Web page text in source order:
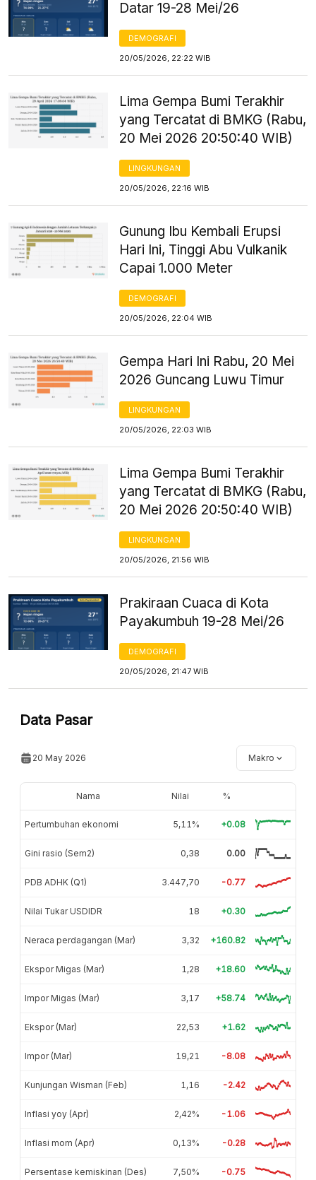
Datar 19-28 Mei/26
DEMOGRAFI
20/05/2026, 22:22 WIB
Lima Gempa Bumi Terakhir
yang Tercatat di BMKG (Rabu,
20 Mei 2026 20:50:40 WIB)
LINGKUNGAN
20/05/2026, 22:16 WIB
Gunung Ibu Kembali Erupsi
Hari Ini, Tinggi Abu Vulkanik
Capai 1.000 Meter
DEMOGRAFI
20/05/2026, 22:04 WIB
Gempa Hari Ini Rabu, 20 Mei
2026 Guncang Luwu Timur
LINGKUNGAN
20/05/2026, 22:03 WIB
Lima Gempa Bumi Terakhir
yang Tercatat di BMKG (Rabu,
20 Mei 2026 20:50:40 WIB)
LINGKUNGAN
20/05/2026, 21:56 WIB
Prakiraan Cuaca di Kota
Payakumbuh 19-28 Mei/26
DEMOGRAFI
20/05/2026, 21:47 WIB
Data Pasar
20 May 2026 Makro
Nama Nilai %
Pertumbuhan ekonomi 5,11% +0.08
Gini rasio (Sem2) 0,38 0.00
PDB ADHK (Q1) 3.447,70 -0.77
Nilai Tukar USDIDR 18 +0.30
Neraca perdagangan (Mar) 3,32 +160.82
Ekspor Migas (Mar) 1,28 +18.60
Impor Migas (Mar) 3,17 +58.74
Ekspor (Mar) 22,53 +1.62
Impor (Mar) 19,21 -8.08
Kunjungan Wisman (Feb) 1,16 -2.42
Inflasi yoy (Apr) 2,42% -1.06
Inflasi mom (Apr) 0,13% -0.28
Persentase kemiskinan (Des) 7,50% -0.75